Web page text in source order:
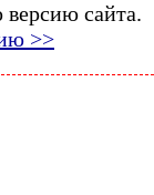
сайта.
>>